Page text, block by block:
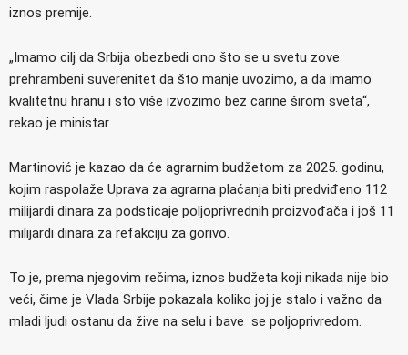
iznos premije.
„Imamo cilj da Srbija obezbedi ono što se u svetu zove
prehrambeni suverenitet da što manje uvozimo, a da imamo
kvalitetnu hranu i sto više izvozimo bez carine širom sveta“,
rekao je ministar.
Martinović je kazao da će agrarnim budžetom za 2025. godinu,
kojim raspolaže Uprava za agrarna plaćanja biti predviđeno 112
milijardi dinara za podsticaje poljoprivrednih proizvođača i još 11
milijardi dinara za refakciju za gorivo.
To je, prema njegovim rečima, iznos budžeta koji nikada nije bio
veći, čime je Vlada Srbije pokazala koliko joj je stalo i važno da
mladi ljudi ostanu da žive na selu i bave se poljoprivredom.